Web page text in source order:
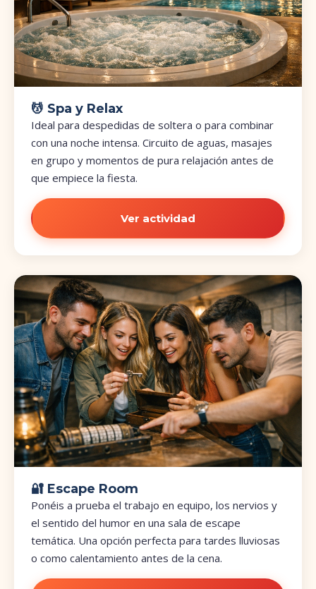
💆 Spa y Relax
Ideal para despedidas de soltera o para combinar
con una noche intensa. Circuito de aguas, masajes
en grupo y momentos de pura relajación antes de
que empiece la fiesta.
Ver actividad
🔐 Escape Room
Ponéis a prueba el trabajo en equipo, los nervios y
el sentido del humor en una sala de escape
temática. Una opción perfecta para tardes lluviosas
o como calentamiento antes de la cena.